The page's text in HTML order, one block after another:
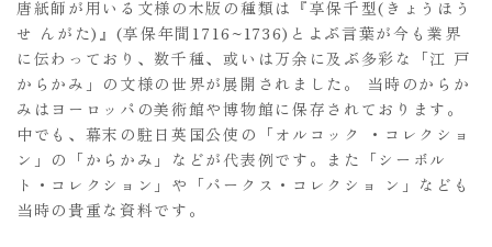
唐紙師が用いる文様の木版の種類は『享保千型(きょうほう
せ んがた)』(享保年間1716~1736)とよぶ言葉が今も業界
に伝わっており、数千種、或いは万余に及ぶ多彩な「江 戸
からかみ」の文様の世界が展開されました。 当時のからか
みはヨーロッパの美術館や博物館に保存されております。
中でも、幕末の駐日英国公使の「オルコック ・コレクショ
ン」の「からかみ」などが代表例です。また「シーボル
ト・コレクション」や「パークス・コレクショ ン」なども
当時の貴重な資料です。